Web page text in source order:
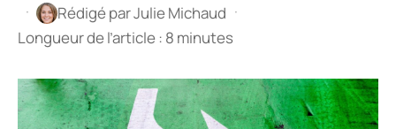
·
Rédigé parJulie Michaud ·
Longueur de l’article : 8 minutes